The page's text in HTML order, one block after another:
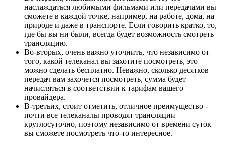
наслаждаться любимыми фильмами или передачами вы
сможете в каждой точке, например, на работе, дома, на
природе и даже в транспорте. Если говорить кратко, то,
где бы вы ни были, всегда будет возможность смотреть
трансляцию.
Во-вторых, очень важно уточнить, что независимо от
того, какой телеканал вы захотите посмотреть, это
можно сделать бесплатно. Неважно, сколько десятков
передач вам захочется посмотреть, сумма будет
начисляться в соответствии к тарифам вашего
провайдера.
В-третьих, стоит отметить, отличное преимущество -
почти все телеканалы проводят трансляции
круглосуточно, поэтому независимо от времени суток
вы сможете посмотреть что-то интересное.